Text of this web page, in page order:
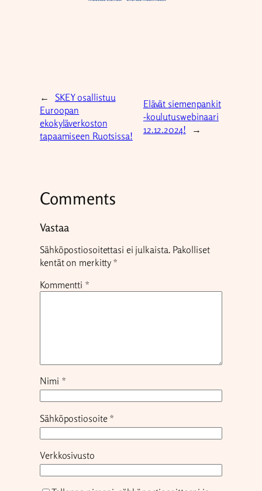
←
SKEY osallistuu
Euroopan
ekokyläverkoston
tapaamiseen Ruotsissa!
Elävät siemenpankit
-koulutuswebinaari
12.12.2024!
→
Comments
Vastaa
Sähköpostiosoitettasi ei julkaista. Pakolliset
kentät on merkitty *
Kommentti *
Nimi *
Sähköpostiosoite *
Verkkosivusto